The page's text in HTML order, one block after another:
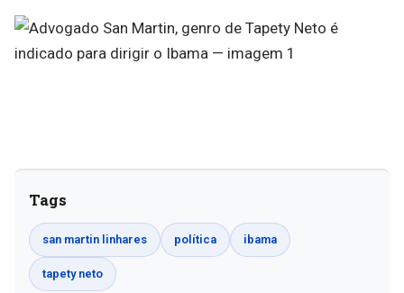
Tags
san martin linhares política ibama
tapety neto